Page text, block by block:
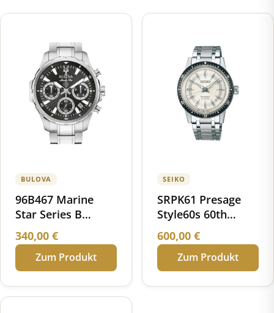
BULOVA
96B467 Marine
Star Series B
Chronograph
340,00 €
Zum Produkt
SEIKO
SRPK61 Presage
Style60s 60th
Anniversary
Limited Edition
600,00 €
Zum Produkt